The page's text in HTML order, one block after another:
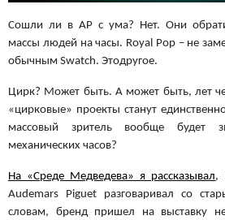
Сошли ли в AP с ума? Нет. Они
массы людей на часы. Royal Pop – не
обычным Swatch. Этодругое.
Цирк? Может быть. А может быть, лет
«цирковые» проекты станут
массовый зритель вообще будет
механических часов?
На «Среде Медведева» я рассказывал,
Audemars Piguet разговаривал со
словам, бренд пришел на выставку